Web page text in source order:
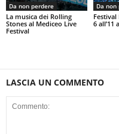
Da non perdere
La musica dei Rolling
Stones al Mediceo Live
Festival
Da non
Festival
6 all’11
LASCIA UN COMMENTO